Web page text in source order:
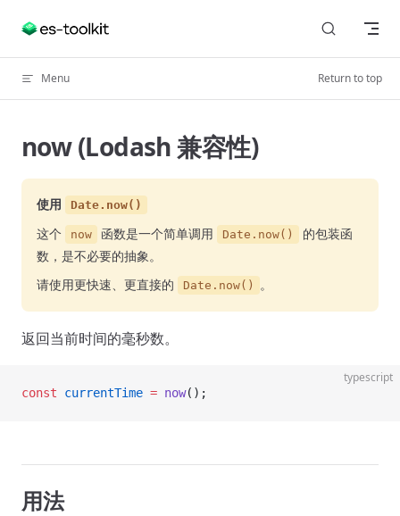
Skip to content
Menu Return to top
now (Lodash 兼容性)
使用 Date.now()
这个 now 函数是一个简单调用 Date.now()
的包装函
数，是不必要的抽象。
请使用更快速、更直接的
Date.now() 。
返回当前时间的毫秒数。
typescript
const currentTime = now();
用法